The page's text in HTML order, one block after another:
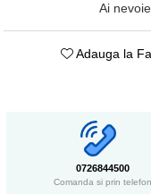
Ai
Adauga la
0726844500
Comanda si prin telefon